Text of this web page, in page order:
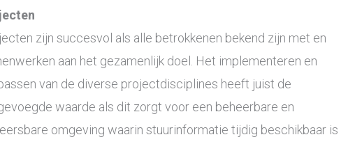
zijn succesvol als alle betrokkenen bekend zijn met en
aan het gezamenlijk doel. Het implementeren en
van de diverse projectdisciplines heeft juist de
waarde als dit zorgt voor een beheerbare en
omgeving waarin stuurinformatie tijdig beschikbaar is